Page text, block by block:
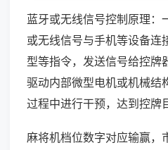
蓝牙或无线信号控制原理：
或无线信号与手机等设备连
型等指令，发送信号给控牌
驱动内部微型电机或机械结
过程中进行干预，达到控牌
麻将机档位数字对应输赢，